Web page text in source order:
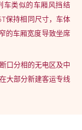
车类似的车厢风挡结
保持相同尺寸，车体
的车厢宽度导致坐席
口分相的无电区及中
大部分新建客运专线